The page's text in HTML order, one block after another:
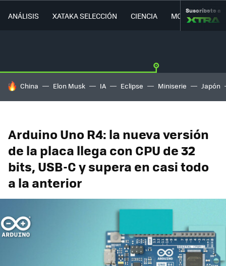
ANÁLISIS XATAKA SELECCIÓN CIENCIA MOVILIDAD
Suscríbete a
HOY SE HABLA DE
China Elon Musk IA Eclipse Miniserie Japón
Arduino Uno R4: la nueva versión
de la placa llega con CPU de 32
bits, USB-C y supera en casi todo
a la anterior